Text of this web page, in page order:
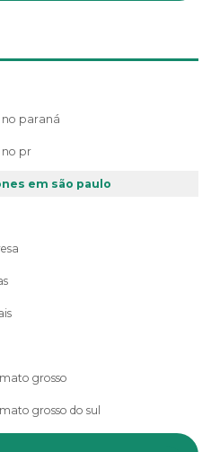
paraná
no pr
em são paulo
grosso
grosso do sul